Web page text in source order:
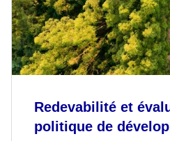
Redevabilité et
politique de